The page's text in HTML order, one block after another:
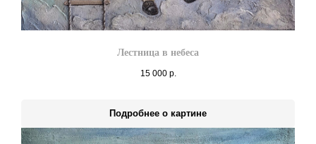
Лестница в небеса
15 000 р.
Подробнее о картине